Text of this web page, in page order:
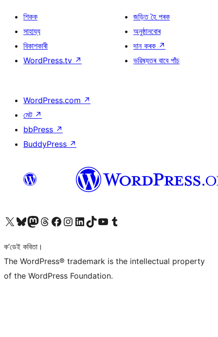
শিকক
সাহায্য
বিকাশকাৰী
WordPress.tv ↗
জড়িত হৈ পৰক
অনুষ্ঠানবোৰ
দান কৰক ↗
ভৱিষ্যতৰ বাবে পাঁচ
WordPress.com ↗
মেট ↗
bbPress ↗
BuddyPress ↗
আমাৰ X (আগৰ Twitter) একাউণ্টলৈ যাওকআমাৰ Bluesky একাউণ্টলৈ যাওকআমাৰ Mastodon একাউণ্টলৈ যাওকআমাৰ Threads একাউণ্টলৈ যাওকআমাৰ Facebook পৃষ্ঠালৈ যাওকআমাৰ Instagram একাউণ্টলৈ যাওকআমাৰ LinkedIn একাউণ্টলৈ যাওকআমাৰ TikTok একাউণ্টলৈ যাওকআমাৰ YouTube চেনেললৈ যাওকআমাৰ Tumblr একাউণ্টলৈ যাওক
ক’ডেই কবিতা।
The WordPress® trademark is the intellectual property
of the WordPress Foundation.